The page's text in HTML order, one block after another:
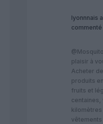
lyonnnais a
commenté
plaisir à
Acheter
produits
fruits et